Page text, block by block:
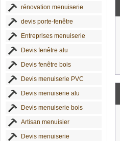
rénovation menuiserie
devis porte-fenêtre
Entreprises menuiserie
Devis fenêtre alu
Devis fenêtre bois
Devis menuiserie PVC
Devis menuiserie alu
Devis menuiserie bois
Artisan menuisier
Devis menuiserie